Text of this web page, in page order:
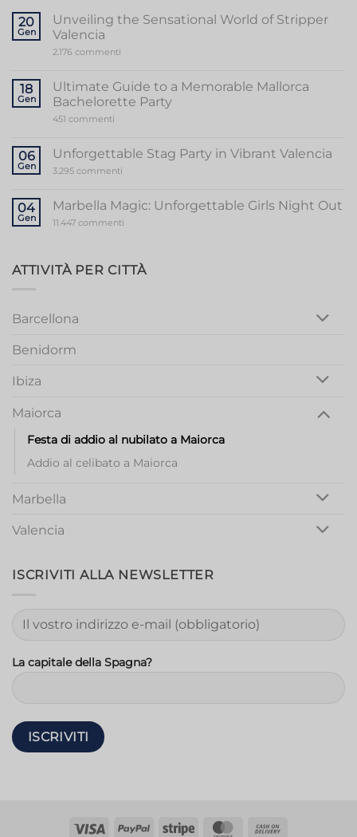
20
Gen
Unveiling the Sensational World of Stripper
Valencia
2.176 commenti
Sensational
World
of
18
Gen
Ultimate Guide to a Memorable Mallorca
Bachelorette Party
451 commenti
to
a
Memorable
Party
06
Gen
Unforgettable Stag Party in Vibrant Valencia
3.295 commenti
Party
in
Vibrant
04
Gen
Marbella Magic: Unforgettable Girls Night Out
11.447 commenti
Girls
Night
ATTIVITÀ PER CITTÀ
Barcellona
Benidorm
Ibiza
Maiorca
Festa di addio al nubilato a Maiorca
Addio al celibato a Maiorca
Marbella
Valencia
ISCRIVITI ALLA NEWSLETTER
La capitale della Spagna?
Visto PayPal Striscia MasterCard